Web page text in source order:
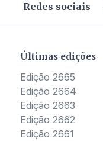
Redes sociais
Últimas edições
Edição 2665
Edição 2664
Edição 2663
Edição 2662
Edição 2661